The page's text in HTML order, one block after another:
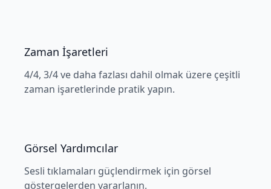
Zaman İşaretleri
4/4, 3/4 ve daha fazlası dahil olmak üzere çeşitli
zaman işaretlerinde pratik yapın.
Görsel Yardımcılar
Sesli tıklamaları güçlendirmek için görsel
göstergelerden yararlanın.